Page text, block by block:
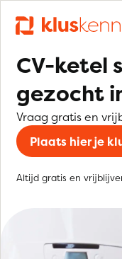
CV-ketel
gezocht
Vraag gratis en
Plaats hier je
Altijd gratis en